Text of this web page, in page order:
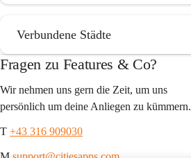
Verbundene Städte
Fragen zu Features & Co?
Wir nehmen uns gern die Zeit, um uns
persönlich um deine Anliegen zu kümmern.
T +43 316 909030